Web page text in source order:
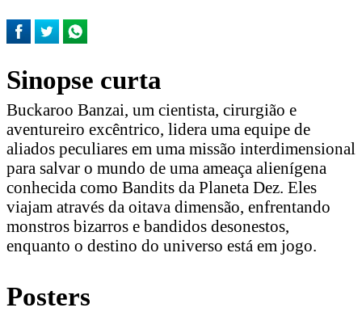
Sinopse curta
Buckaroo Banzai, um cientista, cirurgião e
aventureiro excêntrico, lidera uma equipe de
aliados peculiares em uma missão interdimensional
para salvar o mundo de uma ameaça alienígena
conhecida como Bandits da Planeta Dez. Eles
viajam através da oitava dimensão, enfrentando
monstros bizarros e bandidos desonestos,
enquanto o destino do universo está em jogo.
Posters